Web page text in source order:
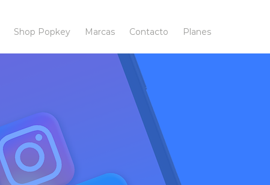
Shop Popkey Marcas Contacto Planes